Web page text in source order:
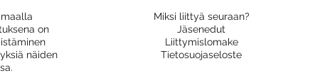
on
näiden
Miksi liittyä seuraan?
Jäsenedut
Liittymislomake
Tietosuojaseloste